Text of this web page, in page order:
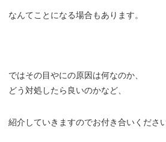
なんてことになる場合もあります。
ではその目やにの原因は何なのか、
どう対処したら良いのかなど、
紹介していきますのでお付き合いくださ